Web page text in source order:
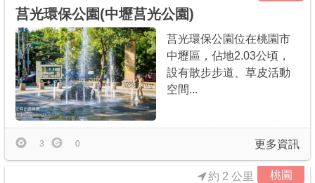
莒光環保公園(中壢莒光公園)
莒光環保公園位在桃園市
中壢區，佔地2.03公頃，
設有散步步道、草皮活動
空間...
更多資訊
3 0
桃園
約 2 公里